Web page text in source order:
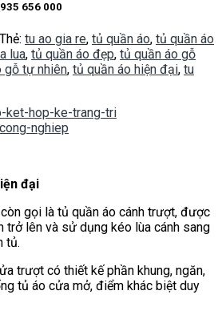
656 000
Thẻ: tu ao gia re, tủ quần áo, tủ quần áo
lua, tủ quần áo đẹp, tủ quần áo gỗ
gỗ tự nhiên, tủ quần áo hiện đại, tu
đại
gọi là tủ quần áo cánh trượt, được
trở lên và sử dụng kéo lùa cánh sang
tủ.
trượt có thiết kế phần khung, ngăn,
tủ áo cửa mở, điểm khác biệt duy